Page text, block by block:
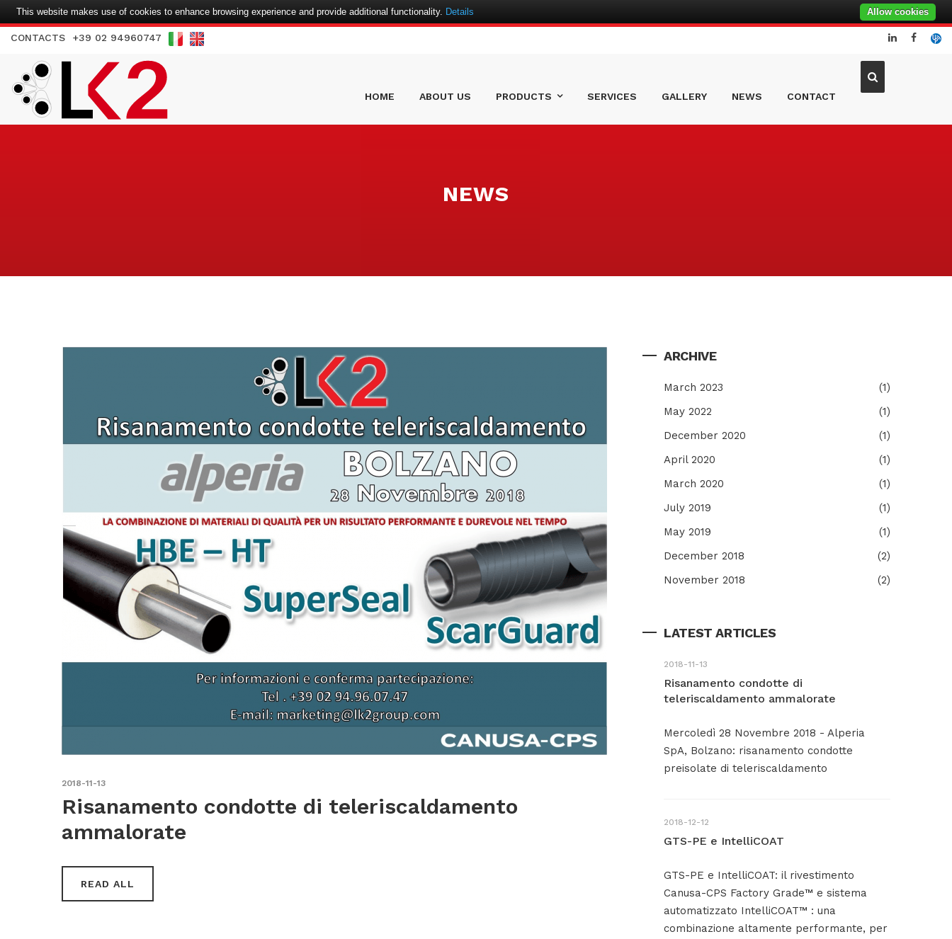
CONTACTS +39 02 94960747
HOME ABOUT US PRODUCTS SERVICES GALLERY NEWS CONTACT
NEWS
2018-11-13
Risanamento condotte di teleriscaldamento
ammalorate
READ ALL
ARCHIVE
March 2023
(1)
May 2022
(1)
December 2020
(1)
April 2020
(1)
March 2020
(1)
July 2019
(1)
May 2019
(1)
December 2018
(2)
November 2018
(2)
LATEST ARTICLES
2018-11-13
Risanamento condotte di
teleriscaldamento ammalorate
Mercoledì 28 Novembre 2018 - Alperia
SpA, Bolzano: risanamento condotte
preisolate di teleriscaldamento
2018-12-12
GTS-PE e IntelliCOAT
GTS-PE e IntelliCOAT: il rivestimento
Canusa-CPS Factory Grade™ e sistema
automatizzato IntelliCOAT™ : una
combinazione altamente performante, per
This website makes use of cookies to enhance browsing experience and provide additional functionality. Details Allow cookies